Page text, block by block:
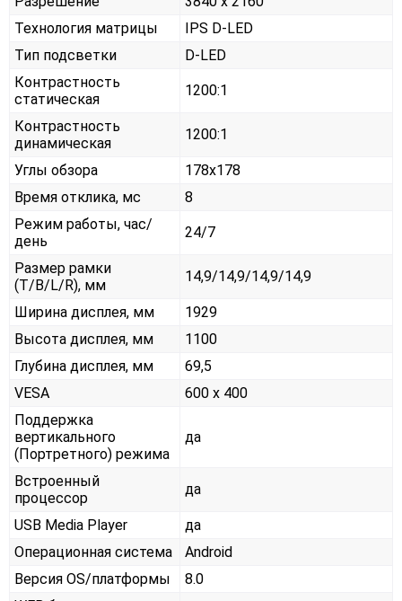
Технология матрицы
IPS D-LED
Тип подсветки
D-LED
Контрастность
статическая
1200:1
Контрастность
динамическая
1200:1
Углы обзора
178x178
Время отклика, мс
8
Режим работы, час/
день
24/7
Размер рамки
(T/B/L/R), мм
14,9/14,9/14,9/14,9
Ширина дисплея, мм
1929
Высота дисплея, мм
1100
Глубина дисплея, мм
69,5
VESA
600 x 400
Поддержка
вертикального
(Портретного) режима
да
Встроенный
процессор
да
USB Media Player
да
Операционная система
Android
Версия OS/платформы
8.0